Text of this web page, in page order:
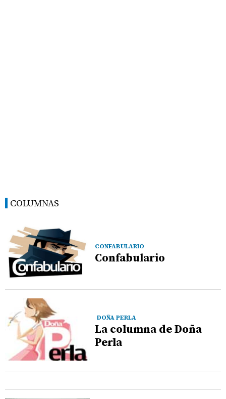
COLUMNAS
CONFABULARIO
Confabulario
DOÑA PERLA
La columna de Doña
Perla